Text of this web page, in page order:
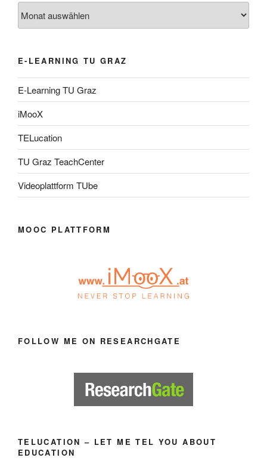
E-LEARNING TU GRAZ
E-Learning TU Graz
iMooX
TELucation
TU Graz TeachCenter
Videoplattform TUbe
MOOC PLATTFORM
FOLLOW ME ON RESEARCHGATE
TELUCATION – LET ME TEL YOU ABOUT
EDUCATION